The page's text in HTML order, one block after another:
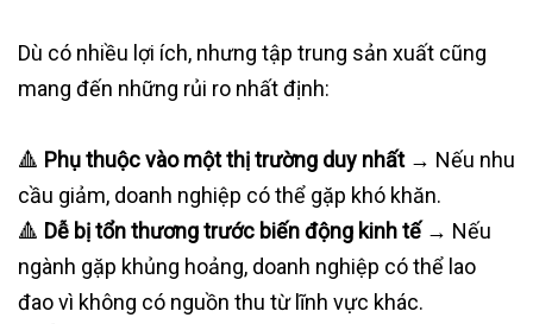
Dù có nhiều lợi ích, nhưng tập trung sản xuất cũng
mang đến những rủi ro nhất định:
🔺 Phụ thuộc vào một thị trường duy nhất→ Nếu nhu
cầu giảm, doanh nghiệp có thể gặp khó khăn.
🔺 Dễ bị tổn thương trước biến động kinh tế→ Nếu
ngành gặp khủng hoảng, doanh nghiệp có thể lao
đao vì không có nguồn thu từ lĩnh vực khác.